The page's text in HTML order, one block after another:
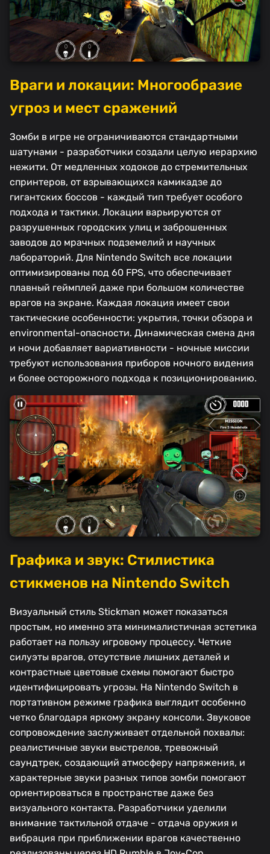
Враги и локации: Многообразие
угроз и мест сражений
Зомби в игре не ограничиваются стандартными
шатунами - разработчики создали целую иерархию
нежити. От медленных ходоков до стремительных
спринтеров, от взрывающихся камикадзе до
гигантских боссов - каждый тип требует особого
подхода и тактики. Локации варьируются от
разрушенных городских улиц и заброшенных
заводов до мрачных подземелий и научных
лабораторий. Для Nintendo Switch все локации
оптимизированы под 60 FPS, что обеспечивает
плавный геймплей даже при большом количестве
врагов на экране. Каждая локация имеет свои
тактические особенности: укрытия, точки обзора и
environmental-опасности. Динамическая смена дня
и ночи добавляет вариативности - ночные миссии
требуют использования приборов ночного видения
и более осторожного подхода к позиционированию.
Графика и звук: Стилистика
стикменов на Nintendo Switch
Визуальный стиль Stickman может показаться
простым, но именно эта минималистичная эстетика
работает на пользу игровому процессу. Четкие
силуэты врагов, отсутствие лишних деталей и
контрастные цветовые схемы помогают быстро
идентифицировать угрозы. На Nintendo Switch в
портативном режиме графика выглядит особенно
четко благодаря яркому экрану консоли. Звуковое
сопровождение заслуживает отдельной похвалы:
реалистичные звуки выстрелов, тревожный
саундтрек, создающий атмосферу напряжения, и
характерные звуки разных типов зомби помогают
ориентироваться в пространстве даже без
визуального контакта. Разработчики уделили
внимание тактильной отдаче - отдача оружия и
вибрация при приближении врагов качественно